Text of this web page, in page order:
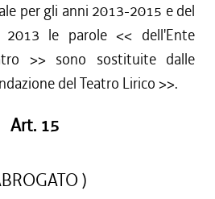
per gli anni 2013-2015 e del
2013 le parole << dell'Ente
>> sono sostituite dalle
del Teatro Lirico >>.
Art. 15
)